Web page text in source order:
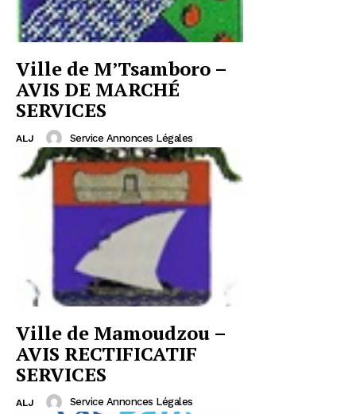
Ville de M’Tsamboro –
AVIS DE MARCHÉ
SERVICES
ALJ Service Annonces Légales
Ville de Mamoudzou –
AVIS RECTIFICATIF
SERVICES
ALJ Service Annonces Légales